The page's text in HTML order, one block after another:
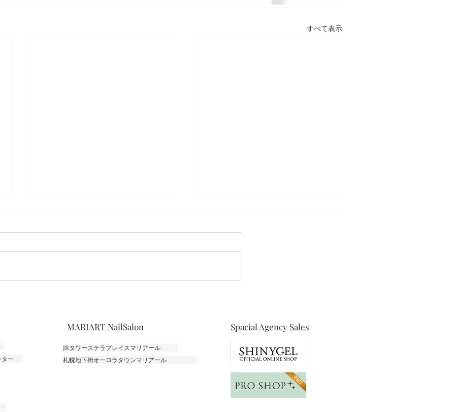
すべて表示
フラワー
ター
MARIART NailSalon
JRタワーステラプレイスマリアール
札幌地下街オーロラタウンマリアール
Spacial Agency Sales